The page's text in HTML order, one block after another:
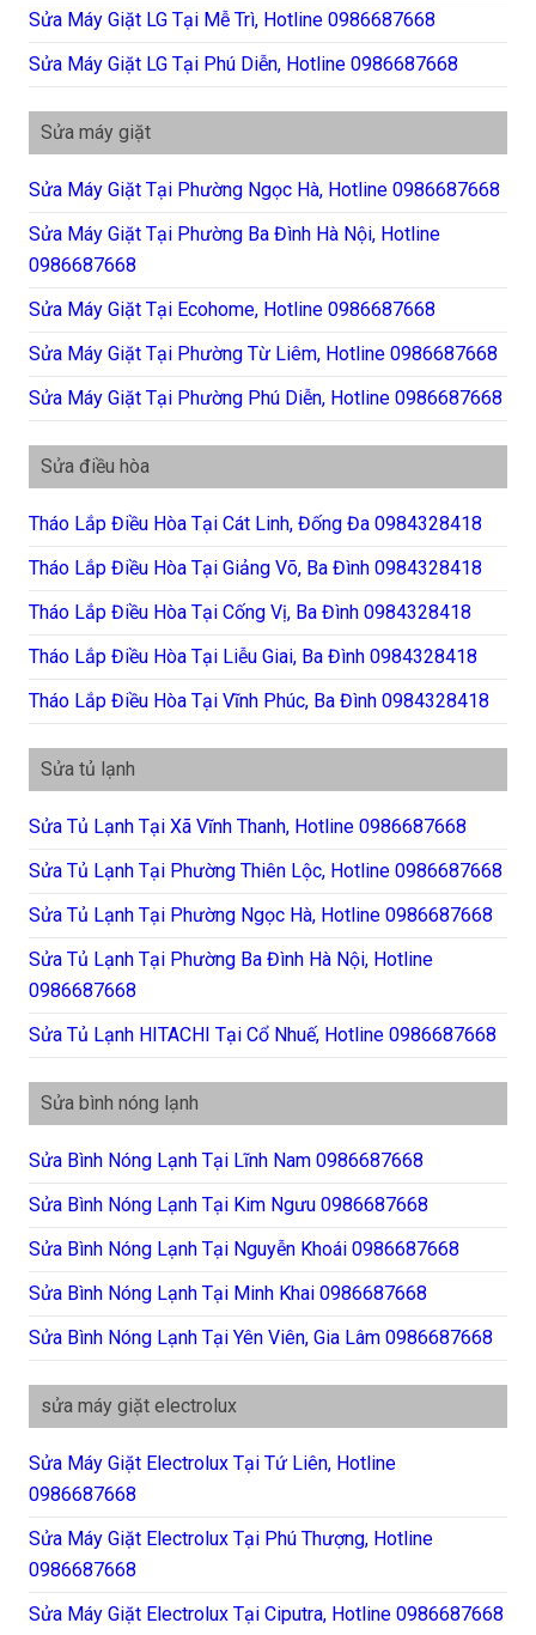
Sửa Máy Giặt LG Tại Mễ Trì, Hotline 0986687668
Sửa Máy Giặt LG Tại Phú Diễn, Hotline 0986687668
Sửa máy giặt
Sửa Máy Giặt Tại Phường Ngọc Hà, Hotline 0986687668
Sửa Máy Giặt Tại Phường Ba Đình Hà Nội, Hotline
0986687668
Sửa Máy Giặt Tại Ecohome, Hotline 0986687668
Sửa Máy Giặt Tại Phường Từ Liêm, Hotline 0986687668
Sửa Máy Giặt Tại Phường Phú Diễn, Hotline 0986687668
Sửa điều hòa
Tháo Lắp Điều Hòa Tại Cát Linh, Đống Đa 0984328418
Tháo Lắp Điều Hòa Tại Giảng Võ, Ba Đình 0984328418
Tháo Lắp Điều Hòa Tại Cống Vị, Ba Đình 0984328418
Tháo Lắp Điều Hòa Tại Liễu Giai, Ba Đình 0984328418
Tháo Lắp Điều Hòa Tại Vĩnh Phúc, Ba Đình 0984328418
Sửa tủ lạnh
Sửa Tủ Lạnh Tại Xã Vĩnh Thanh, Hotline 0986687668
Sửa Tủ Lạnh Tại Phường Thiên Lộc, Hotline 0986687668
Sửa Tủ Lạnh Tại Phường Ngọc Hà, Hotline 0986687668
Sửa Tủ Lạnh Tại Phường Ba Đình Hà Nội, Hotline
0986687668
Sửa Tủ Lạnh HITACHI Tại Cổ Nhuế, Hotline 0986687668
Sửa bình nóng lạnh
Sửa Bình Nóng Lạnh Tại Lĩnh Nam 0986687668
Sửa Bình Nóng Lạnh Tại Kim Ngưu 0986687668
Sửa Bình Nóng Lạnh Tại Nguyễn Khoái 0986687668
Sửa Bình Nóng Lạnh Tại Minh Khai 0986687668
Sửa Bình Nóng Lạnh Tại Yên Viên, Gia Lâm 0986687668
sửa máy giặt electrolux
Sửa Máy Giặt Electrolux Tại Tứ Liên, Hotline
0986687668
Sửa Máy Giặt Electrolux Tại Phú Thượng, Hotline
0986687668
Sửa Máy Giặt Electrolux Tại Ciputra, Hotline 0986687668